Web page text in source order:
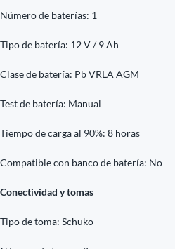
Número de baterías: 1
Tipo de batería: 12 V / 9 Ah
Clase de batería: Pb VRLA AGM
Test de batería: Manual
Tiempo de carga al 90%: 8 horas
Compatible con banco de batería: No
Conectividad y tomas
Tipo de toma: Schuko